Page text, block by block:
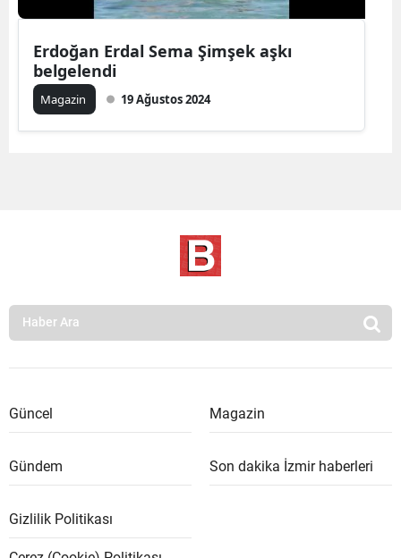
Erdoğan Erdal Sema Şimşek aşkı
belgelendi
Magazin 19 Ağustos 2024
Güncel Magazin
Gündem Son dakika İzmir haberleri
Gizlilik Politikası